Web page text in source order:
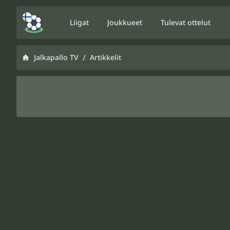
Liigat Joukkueet Tulevat ottelut
Jalkapallo TV / Artikkelit